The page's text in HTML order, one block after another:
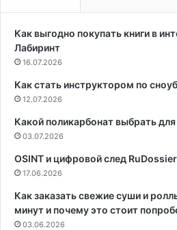
Как выгодно покупать книги в
Лабиринт
16.07.2026
Как стать инструктором по
12.07.2026
Какой поликарбонат выбрать
03.07.2026
OSINT и цифровой след
17.06.2026
Как заказать свежие суши и
минут и почему это стоит
03.06.2026